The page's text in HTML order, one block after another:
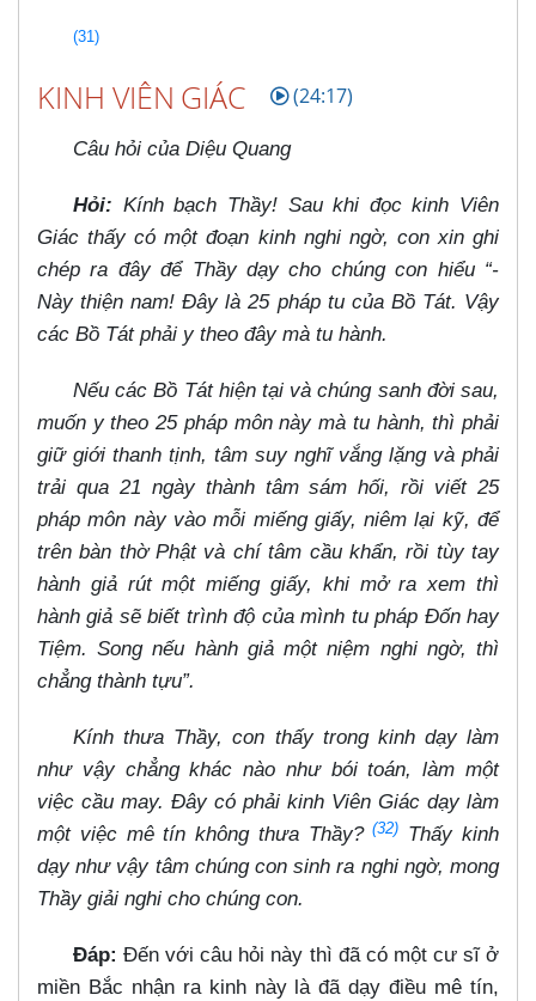
(31)
KINH VIÊN GIÁC (24:17)
Câu hỏi của Diệu Quang
Hỏi: Kính bạch Thầy! Sau khi đọc kinh Viên
Giác thấy có một đoạn kinh nghi ngờ, con xin ghi
chép ra đây để Thầy dạy cho chúng con hiểu “-
Này thiện nam! Đây là 25 pháp tu của Bồ Tát. Vậy
các Bồ Tát phải y theo đây mà tu hành.
Nếu các Bồ Tát hiện tại và chúng sanh đời sau,
muốn y theo 25 pháp môn này mà tu hành, thì phải
giữ giới thanh tịnh, tâm suy nghĩ vắng lặng và phải
trải qua 21 ngày thành tâm sám hối, rồi viết 25
pháp môn này vào mỗi miếng giấy, niêm lại kỹ, để
trên bàn thờ Phật và chí tâm cầu khẩn, rồi tùy tay
hành giả rút một miếng giấy, khi mở ra xem thì
hành giả sẽ biết trình độ của mình tu pháp Đốn hay
Tiệm. Song nếu hành giả một niệm nghi ngờ, thì
chẳng thành tựu”.
Kính thưa Thầy, con thấy trong kinh dạy làm
như vậy chẳng khác nào như bói toán, làm một
việc cầu may. Đây có phải kinh Viên Giác dạy làm
một việc mê tín không thưa Thầy?(32) Thấy kinh
dạy như vậy tâm chúng con sinh ra nghi ngờ, mong
Thầy giải nghi cho chúng con.
Đáp: Đến với câu hỏi này thì đã có một cư sĩ ở
miền Bắc nhận ra kinh này là đã dạy điều mê tín,